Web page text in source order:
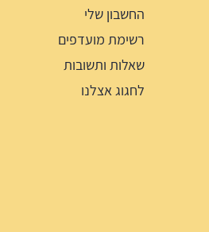
החשבון שלי
רשימת מועדפים
שאלות ותשובות
לחגוג אצלנו